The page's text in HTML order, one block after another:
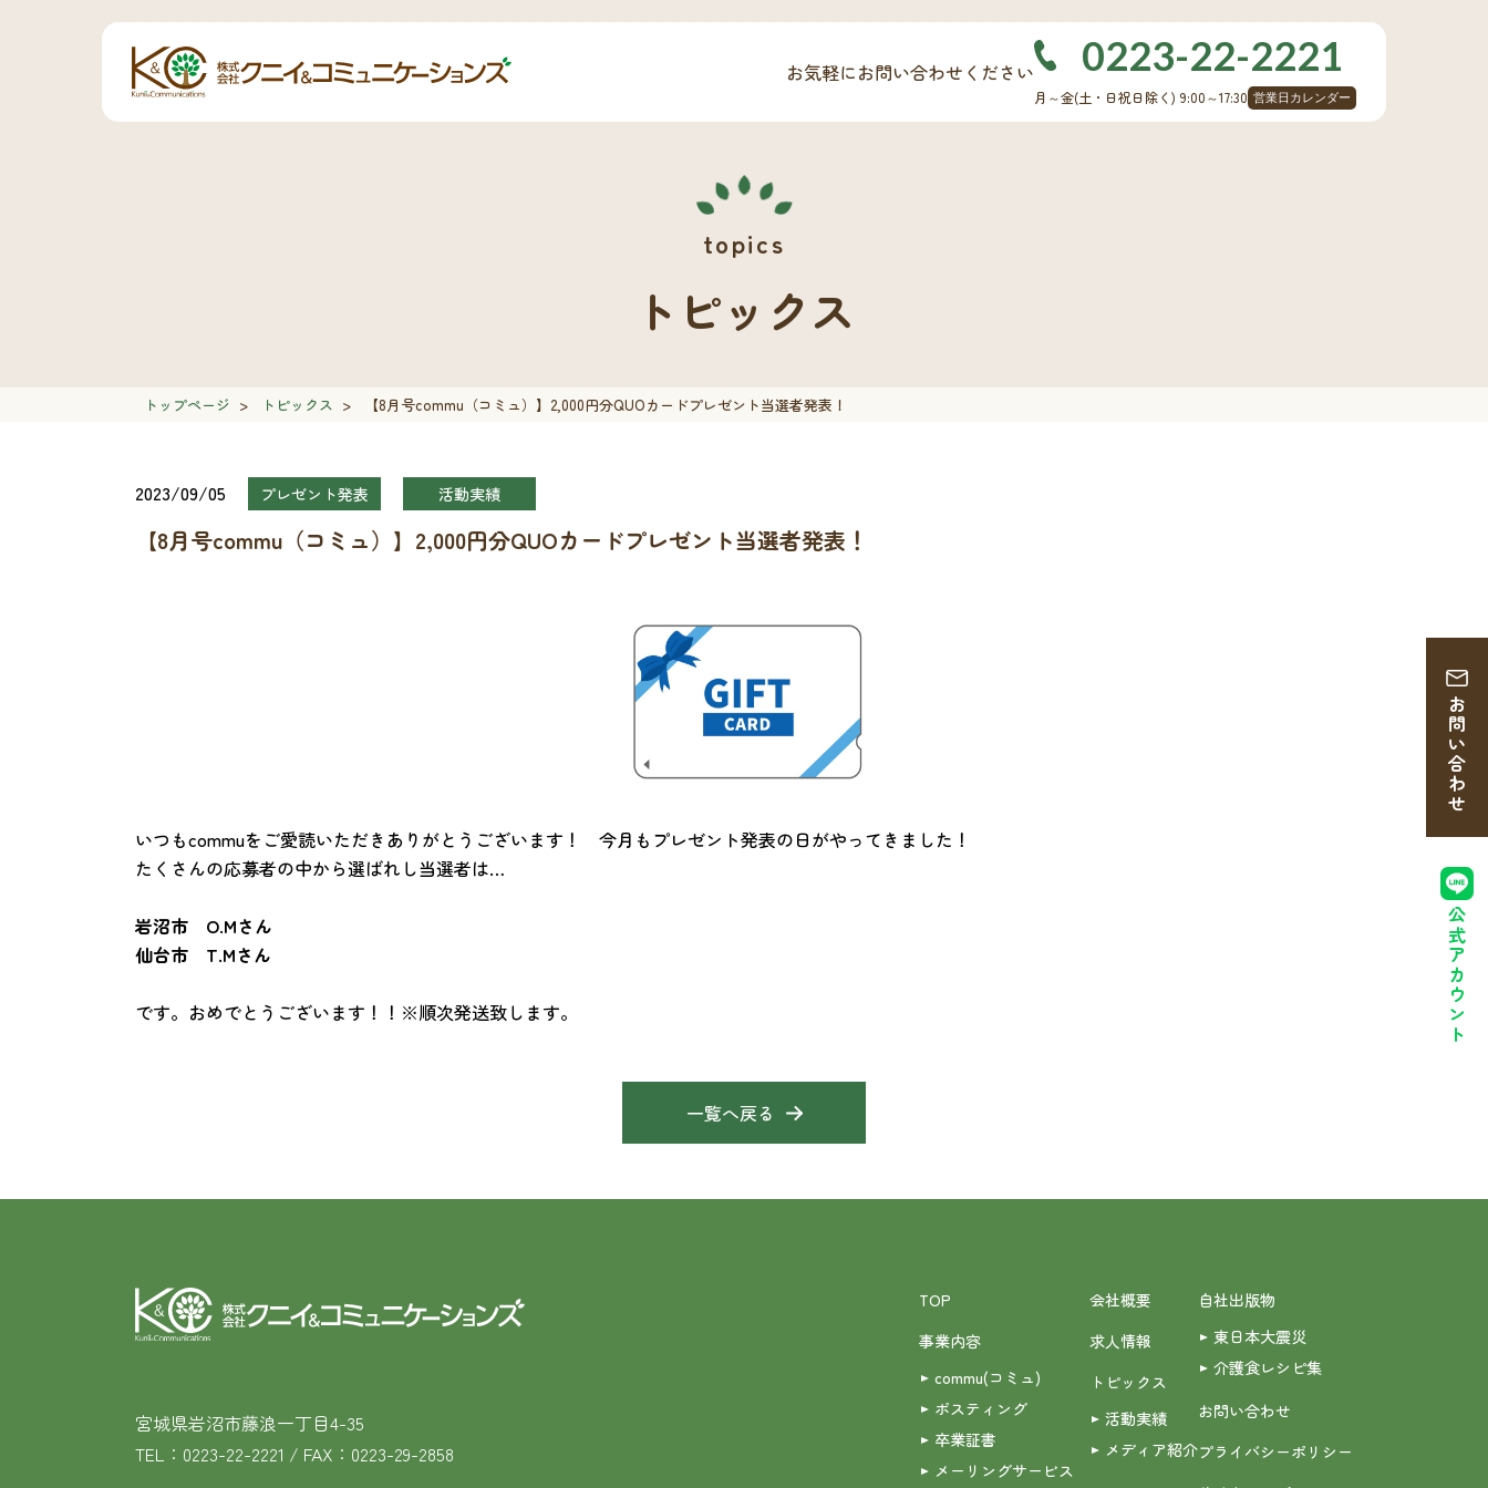
お気軽にお問い合わせください 0223-22-2221
月～金(土・日祝日除く) 9:00～17:30 営業日カレンダー
お問い合わせ
公式アカウント
トピックス
トップページ > トピックス > 【8月号commu（コミュ）】2,000円分QUOカードプレゼント当選者発表！
2023/09/05 プレゼント発表 活動実績
【8月号commu（コミュ）】2,000円分QUOカードプレゼント当選者発表！
いつもcommuをご愛読いただきありがとうございます！ 今月もプレゼント発表の日がやってきました！
たくさんの応募者の中から選ばれし当選者は…
岩沼市 O.Mさん
仙台市 T.Mさん
です。おめでとうございます！！※順次発送致します。
一覧へ戻る
宮城県岩沼市藤浪一丁目4-35
TEL：0223-22-2221 / FAX：0223-29-2858
TOP
事業内容
commu(コミュ)
ポスティング
卒業証書
メーリングサービス
会社概要
求人情報
トピックス
活動実績
メディア紹介
自社出版物
東日本大震災
介護食レシピ集
お問い合わせ
プライバシーポリシー